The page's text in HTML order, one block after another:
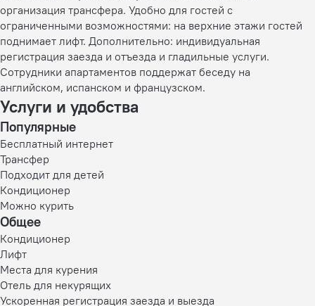
организация трансфера. Удобно для гостей с
ограниченными возможностями: на верхние этажи гостей
поднимает лифт. Дополнительно: индивидуальная
регистрация заезда и отъезда и гладильные услуги.
Сотрудники апартаментов поддержат беседу на
английском, испанском и французском.
Услуги и удобства
Популярные
Бесплатный интернет
Трансфер
Подходит для детей
Кондиционер
Можно курить
Общее
Кондиционер
Лифт
Места для курения
Отель для некурящих
Ускоренная регистрация заезда и выезда